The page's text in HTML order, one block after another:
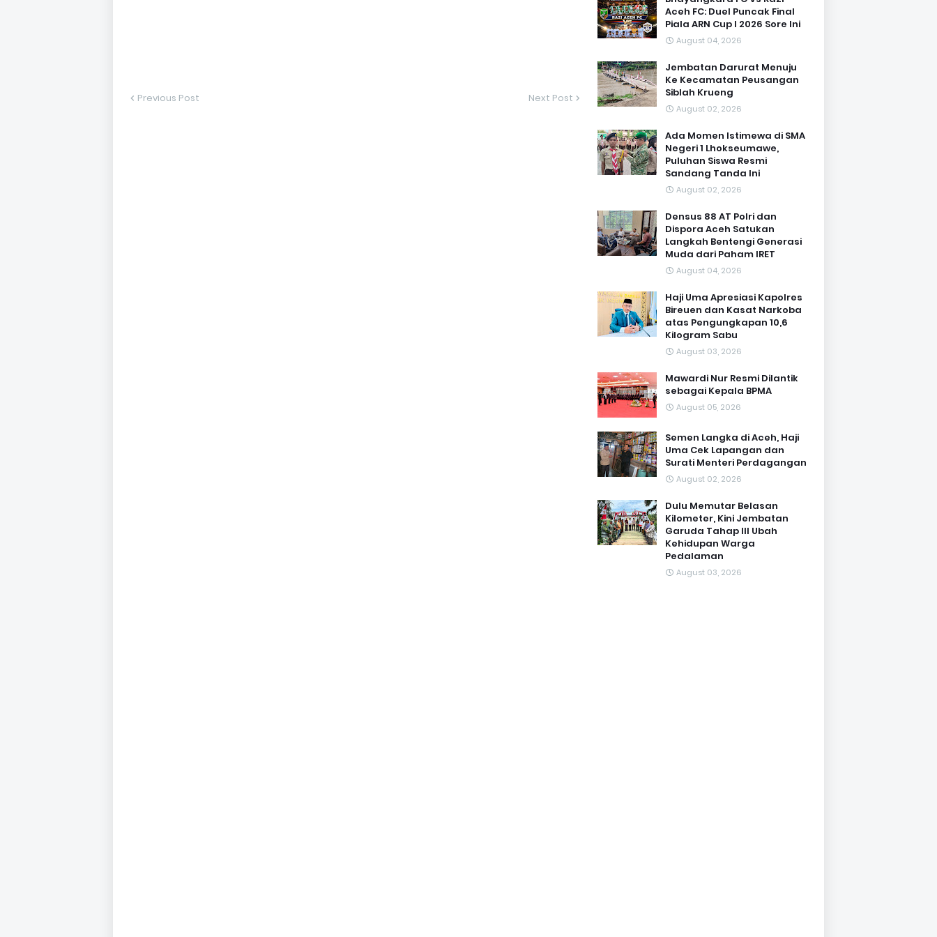
Previous Post Next Post
Aceh FC: Duel Puncak Final
Piala ARN Cup I 2026 Sore Ini
August 04, 2026
Jembatan Darurat Menuju
Ke Kecamatan Peusangan
Siblah Krueng
August 02, 2026
Ada Momen Istimewa di SMA
Negeri 1 Lhokseumawe,
Puluhan Siswa Resmi
Sandang Tanda Ini
August 02, 2026
Densus 88 AT Polri dan
Dispora Aceh Satukan
Langkah Bentengi Generasi
Muda dari Paham IRET
August 04, 2026
Haji Uma Apresiasi Kapolres
Bireuen dan Kasat Narkoba
atas Pengungkapan 10,6
Kilogram Sabu
August 03, 2026
Mawardi Nur Resmi Dilantik
sebagai Kepala BPMA
August 05, 2026
Semen Langka di Aceh, Haji
Uma Cek Lapangan dan
Surati Menteri Perdagangan
August 02, 2026
Dulu Memutar Belasan
Kilometer, Kini Jembatan
Garuda Tahap III Ubah
Kehidupan Warga
Pedalaman ‎
August 03, 2026